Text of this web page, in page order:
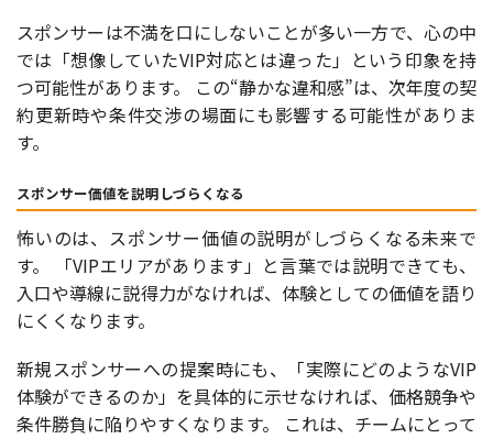
スポンサーは不満を口にしないことが多い一方で、心の中
では「想像していたVIP対応とは違った」という印象を持
つ可能性があります。 この“静かな違和感”は、次年度の契
約更新時や条件交渉の場面にも影響する可能性がありま
す。
スポンサー価値を説明しづらくなる
怖いのは、スポンサー価値の説明がしづらくなる未来で
す。 「VIPエリアがあります」と言葉では説明できても、
入口や導線に説得力がなければ、体験としての価値を語り
にくくなります。
新規スポンサーへの提案時にも、「実際にどのようなVIP
体験ができるのか」を具体的に示せなければ、価格競争や
条件勝負に陥りやすくなります。 これは、チームにとって